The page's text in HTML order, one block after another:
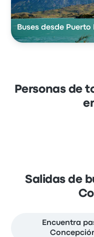
Buses desde
Personas de
Salidas de
Encuentra